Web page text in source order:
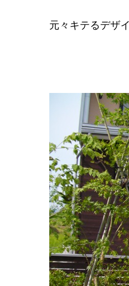
元々キテるデザ